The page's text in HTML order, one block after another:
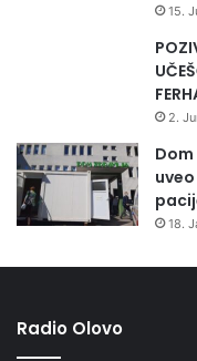
15.
2.
18.
Radio Olovo